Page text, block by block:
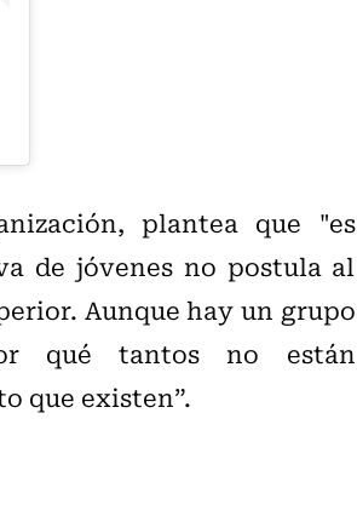
plantea que "es
de jóvenes no postula al
Aunque hay un grupo
qué tantos no están
que existen”.